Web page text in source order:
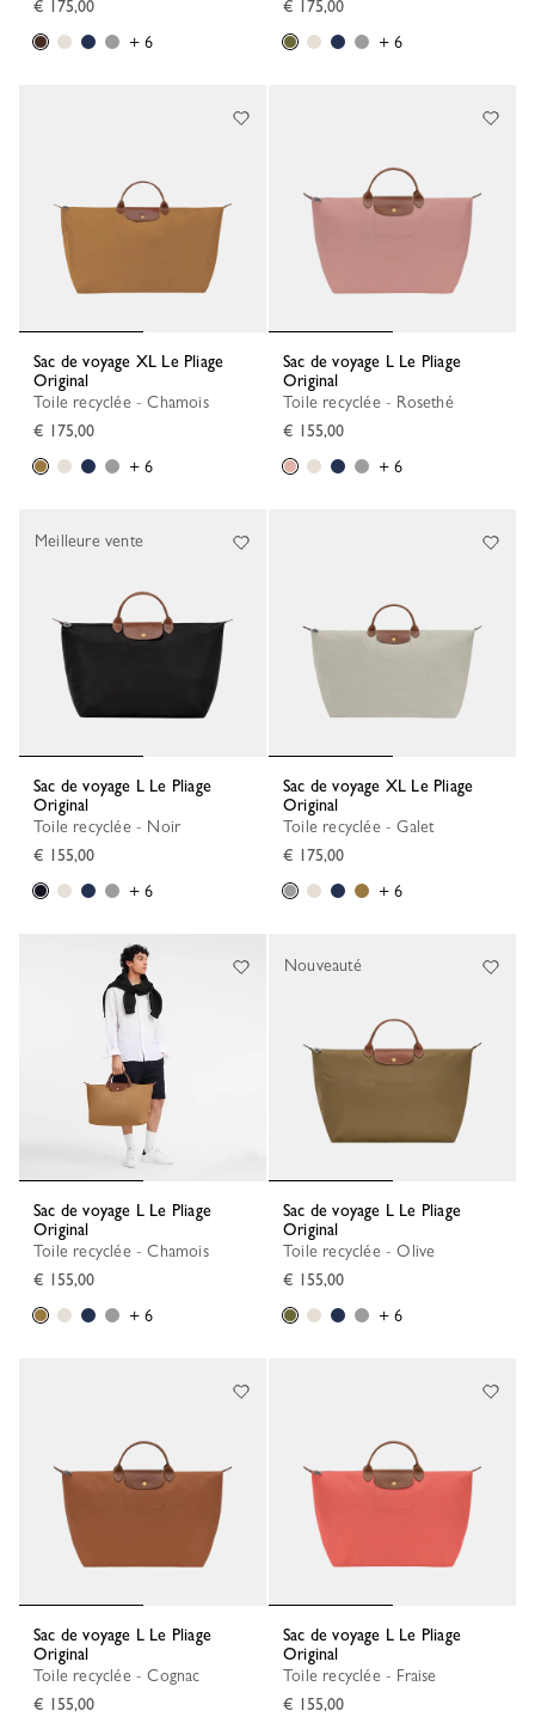
€ 175,00
+ 6
€ 175,00
+ 6
Sac de voyage XL Le Pliage
Original
Toile recyclée - Chamois
€ 175,00
+ 6
Sac de voyage L Le Pliage
Original
Toile recyclée - Rosethé
€ 155,00
+ 6
Sac de voyage L Le Pliage
Original
Toile recyclée - Noir
€ 155,00
+ 6
Meilleure vente
Sac de voyage XL Le Pliage
Original
Toile recyclée - Galet
€ 175,00
+ 6
Sac de voyage L Le Pliage
Original
Toile recyclée - Chamois
€ 155,00
+ 6
Sac de voyage L Le Pliage
Original
Toile recyclée - Olive
€ 155,00
+ 6
Nouveauté
Sac de voyage L Le Pliage
Original
Toile recyclée - Cognac
€ 155,00
Sac de voyage L Le Pliage
Original
Toile recyclée - Fraise
€ 155,00